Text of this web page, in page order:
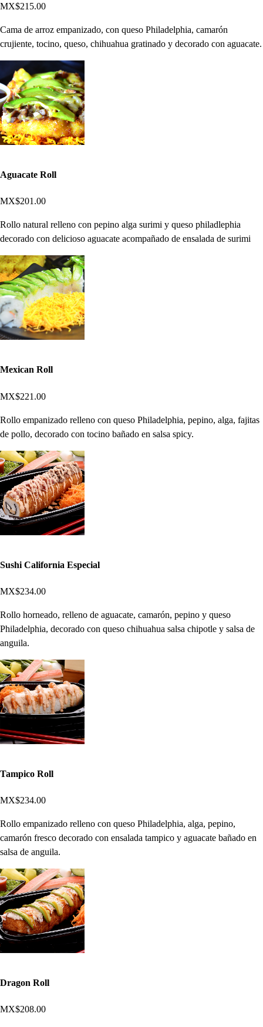
MX$215.00
Cama de arroz empanizado, con queso Philadelphia, camarón
crujiente, tocino, queso, chihuahua gratinado y decorado con aguacate.
Aguacate Roll
MX$201.00
Rollo natural relleno con pepino alga surimi y queso philadlephia
decorado con delicioso aguacate acompañado de ensalada de surimi
Mexican Roll
MX$221.00
Rollo empanizado relleno con queso Philadelphia, pepino, alga, fajitas
de pollo, decorado con tocino bañado en salsa spicy.
Sushi California Especial
MX$234.00
Rollo horneado, relleno de aguacate, camarón, pepino y queso
Philadelphia, decorado con queso chihuahua salsa chipotle y salsa de
anguila.
Tampico Roll
MX$234.00
Rollo empanizado relleno con queso Philadelphia, alga, pepino,
camarón fresco decorado con ensalada tampico y aguacate bañado en
salsa de anguila.
Dragon Roll
MX$208.00